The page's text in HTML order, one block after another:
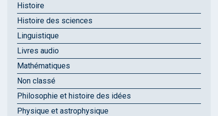
Histoire
Histoire des sciences
Linguistique
Livres audio
Mathématiques
Non classé
Philosophie et histoire des idées
Physique et astrophysique